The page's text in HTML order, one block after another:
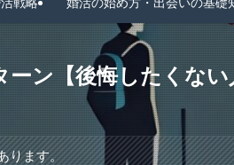
ン【後悔したくない
ります。